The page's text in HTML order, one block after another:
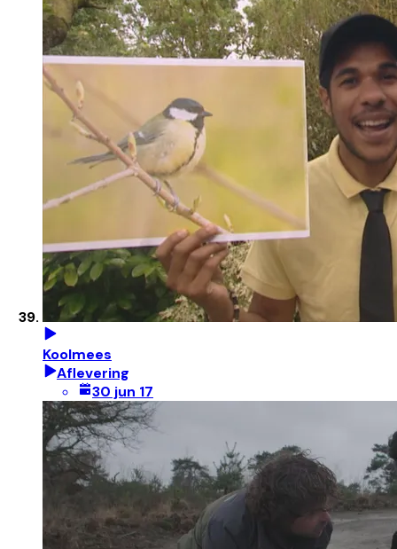
Koolmees
Aflevering
30 jun 17